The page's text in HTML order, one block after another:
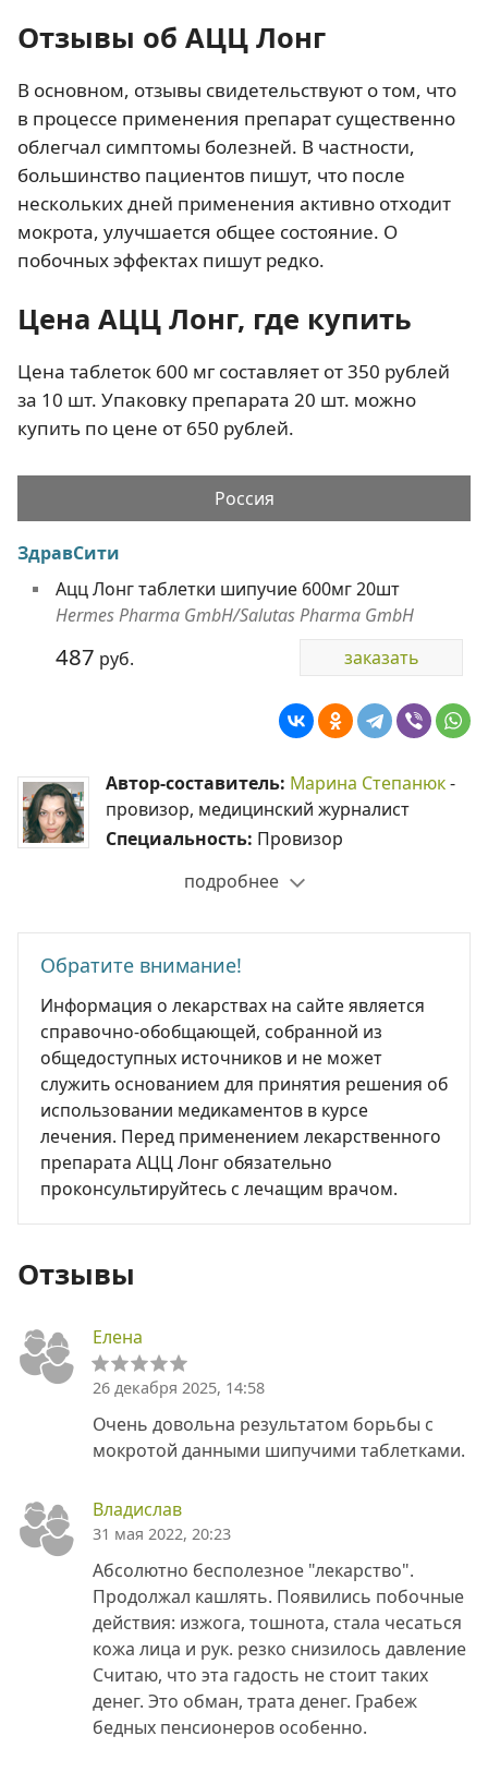
Отзывы об АЦЦ Лонг
В основном, отзывы свидетельствуют о том, что
в процессе применения препарат существенно
облегчал симптомы болезней. В частности,
большинство пациентов пишут, что после
нескольких дней применения активно отходит
мокрота, улучшается общее состояние. О
побочных эффектах пишут редко.
Цена АЦЦ Лонг, где купить
Цена таблеток 600 мг составляет от 350 рублей
за 10 шт. Упаковку препарата 20 шт. можно
купить по цене от 650 рублей.
Россия
ЗдравСити
Ацц Лонг таблетки шипучие 600мг 20шт
Hermes Pharma GmbH/Salutas Pharma GmbH
487 руб. заказать
Автор-составитель: Марина Степанюк-
провизор, медицинский журналист
Специальность: Провизор
подробнее
Обратите внимание!
Информация о лекарствах на сайте является
справочно-обобщающей, собранной из
общедоступных источников и не может
служить основанием для принятия решения об
использовании медикаментов в курсе
лечения. Перед применением лекарственного
препарата АЦЦ Лонг обязательно
проконсультируйтесь с лечащим врачом.
Отзывы
Елена
26 декабря 2025, 14:58
Очень довольна результатом борьбы с
мокротой данными шипучими таблетками.
Владислав
31 мая 2022, 20:23
Абсолютно бесполезное "лекарство".
Продолжал кашлять. Появились побочные
действия: изжога, тошнота, стала чесаться
кожа лица и рук. резко снизилось давление
Считаю, что эта гадость не стоит таких
денег. Это обман, трата денег. Грабеж
бедных пенсионеров особенно.